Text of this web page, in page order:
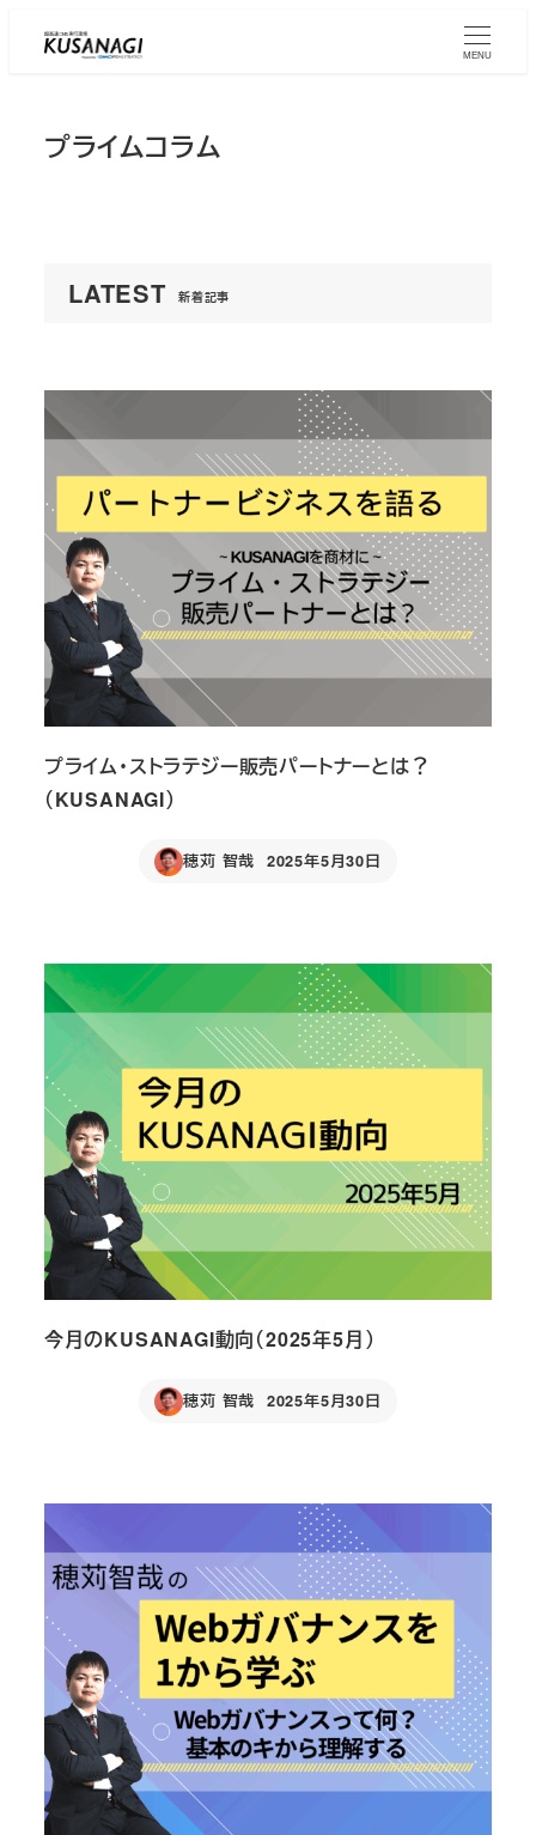
Skip
MENU
プライムコラム
LATEST 新着記事
プライム・ストラテジー販売パートナーとは？
（KUSANAGI）
穂苅 智哉
Published
2025年5月30日
今月のKUSANAGI動向（2025年5月）
穂苅 智哉
Published
2025年5月30日